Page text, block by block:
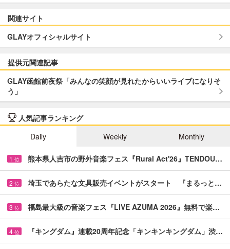
関連サイト
GLAYオフィシャルサイト
提供元関連記事
GLAY函館前夜祭「みんなの笑顔が見れたからいいライブになりそ
う」
人気記事ランキング
Daily
Weekly Monthly
1 位 熊本県人吉市の野外音楽フェス『Rural Act'26』TENDOU…
2 位 埼玉であらたな文具販売イベントがスタート 『まるっと…
3 位 福島最大級の音楽フェス『LIVE AZUMA 2026』無料で楽…
4 位 『キングダム』連載20周年記念「キンキンキングダム」渋…